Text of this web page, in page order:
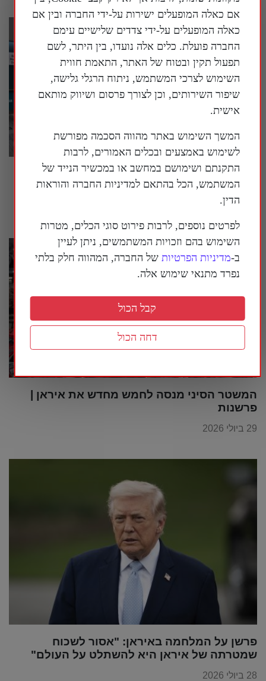
בארה"ב נחשף עוד ועוד מידע על המעורבות של
המשטר הסיני במדינה
המשטר הסיני מנסה לחמש מחדש את איראן |
פרשנות
29 ביולי 2026
פרשן על המלחמה באיראן: "אסור לשכוח
שמטרתה של איראן היא להשתלט על העולם"
28 ביולי 2026
אם כאלה המופעלים ישירות על-ידי החברה ובין אם
כאלה המופעלים על-ידי צדדים שלישיים עימם
החברה פועלת. כלים אלה נועדו, בין היתר, לשם
תפעול תקין ובטוח של האתר, התאמת חווית
השימוש לצרכי המשתמש, ניתוח הרגלי גלישה,
שיפור השירותים, וכן לצורך פרסום ושיווק מותאם
אישית.
המשך השימוש באתר מהווה הסכמה מפורשת
לשימוש באמצעים ובכלים האמורים, לרבות
התקנתם ושימושם במחשב או במכשיר הנייד של
המשתמש, הכל בהתאם למדיניות החברה והוראות
הדין.
לפרטים נוספים, לרבות פירוט סוגי הכלים, מטרות
השימוש בהם וזכויות המשתמשים, ניתן לעיין
ב-מדיניות הפרטיות של החברה, המהווה חלק בלתי
נפרד מתנאי שימוש אלה.
דחה הכול
קבל הכול